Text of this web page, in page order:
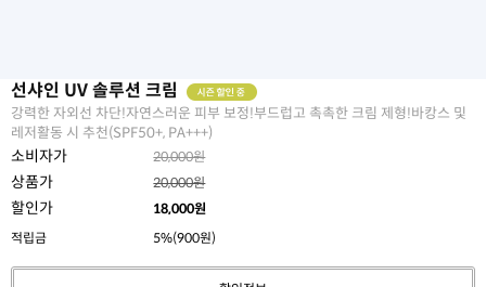
선샤인 UV 솔루션 크림
강력한 자외선 차단!자연스러운 피부 보정!부드럽고 촉촉한 크림 제형!바캉스 및
레저활동 시 추천(SPF50+, PA+++)
소비자가 20,000원
상품가 20,000원
할인가 18,000원
적립금
5%(900원)